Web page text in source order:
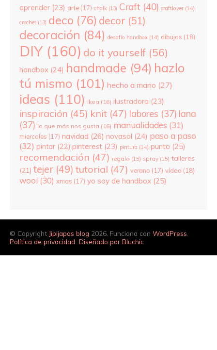
aprender (23) arte (17) chalk (13) Craft (40) craftlover (14)
crochet (13) deco (76) decor (51)
decoración (84) desafío handbox (14) dibujos (18)
DIY(160) do it yourself (56)
handbox (24) handmade (94) hazlo
tú mismo (101) hecho a mano (27)
ideas (110) ikea (16) ilustradora (23)
inspiración (45) knit (47) labores (37) lana
(37) lo que más nos gusta (16) manualidades (31)
miercoles (17) navidad (26) novasol (24) paso a paso
(32) pintar (22) pinterest (23) pintura (14) punto (25)
recomendación (47) regalo (15) spray (15) talleres
(21) tejer (49) tutorial (47) verano (17) vídeo (18)
wool (30) xmas (17) yo soy de handbox (25)
© Copyright Jipijapas blog 2026. Funciona con WordPress
Política de privacidad Diseñado por Bluchic